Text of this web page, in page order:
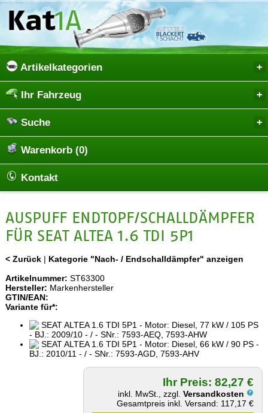
Artikelkategorien
Ihr Fahrzeug
Suche
Warenkorb (0)
Kontakt
AUSPUFF ENDTOPF/SCHALLDÄMPFER
FÜR SEAT ALTEA 1.6 TDI 5P1
< Zurück| Kategorie "Nach- / Endschalldämpfer" anzeigen
Artikelnummer: ST63300
Hersteller: Markenhersteller
GTIN/EAN:
Variante für*:
SEAT ALTEA 1.6 TDI 5P1 - Motor: Diesel, 77 kW / 105 PS
- BJ.: 2009/10 - / - SNr.: 7593-AEQ, 7593-AHW
SEAT ALTEA 1.6 TDI 5P1 - Motor: Diesel, 66 kW / 90 PS -
BJ.: 2010/11 - / - SNr.: 7593-AGD, 7593-AHV
Ihr Preis: 82,27 €
inkl. MwSt., zzgl.Versandkosten
Gesamtpreis inkl. Versand: 117,17 €